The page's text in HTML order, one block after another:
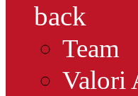
back
Team
Valori